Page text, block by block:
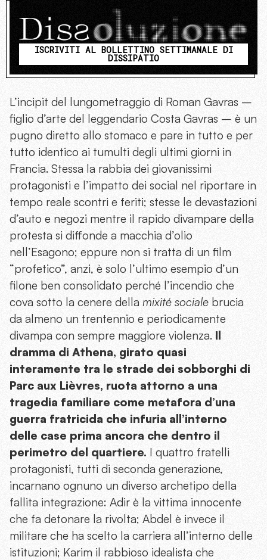
ISCRIVITI AL BOLLETTINO SETTIMANALE DI
DISSIPATIO
L’incipit del lungometraggio di Roman Gavras –
figlio d’arte del leggendario Costa Gavras – è un
pugno diretto allo stomaco e pare in tutto e per
tutto identico ai tumulti degli ultimi giorni in
Francia. Stessa la rabbia dei giovanissimi
protagonisti e l’impatto dei social nel riportare in
tempo reale scontri e feriti; stesse le devastazioni
d’auto e negozi mentre il rapido divampare della
protesta si diffonde a macchia d’olio
nell’Esagono; eppure non si tratta di un film
“profetico”, anzi, è solo l’ultimo esempio d’un
filone ben consolidato perché l’incendio che
cova sotto la cenere della mixité sociale brucia
da almeno un trentennio e periodicamente
divampa con sempre maggiore violenza. Il
dramma di Athena, girato quasi
interamente tra le strade dei sobborghi di
Parc aux Lièvres, ruota attorno a una
tragedia familiare come metafora d’una
guerra fratricida che infuria all’interno
delle case prima ancora che dentro il
perimetro del quartiere. I quattro fratelli
protagonisti, tutti di seconda generazione,
incarnano ognuno un diverso archetipo della
fallita integrazione: Adir è la vittima innocente
che fa detonare la rivolta; Abdel è invece il
militare che ha scelto la carriera all’interno delle
istituzioni; Karim il rabbioso idealista che